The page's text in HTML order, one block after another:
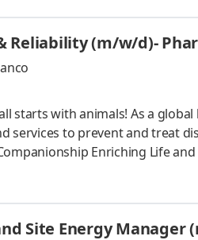
Reliability (m/w/d)-
all starts with animals! As a
services to prevent and treat
Enriching Life
we pride ourselves on
driving force behind innovation,
and champions new ways
Site Energy Manager